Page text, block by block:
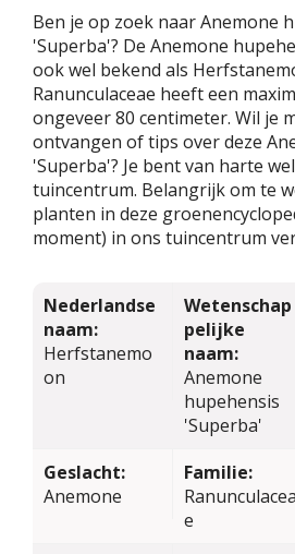
Ben je op zoek naar Anemone
'Superba'? De Anemone
ook wel bekend als
Ranunculaceae heeft een
ongeveer 80 centimeter. Wil je
ontvangen of tips over deze
'Superba'? Je bent van harte
tuincentrum. Belangrijk om te
planten in deze
moment) in ons tuincentrum
Nederlandse
naam:
Herfstanemo
on
Wetenschap
pelijke
naam:
Anemone
hupehensis
'Superba'
Geslacht:
Anemone
Familie:
Ranunculacea
e